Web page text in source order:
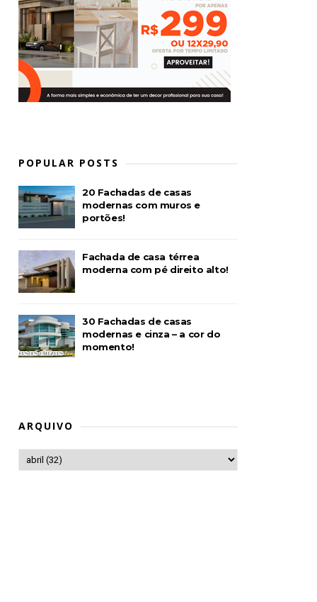
POPULAR POSTS
20 Fachadas de casas
modernas com muros e
portões!
Fachada de casa térrea
moderna com pé direito alto!
30 Fachadas de casas
modernas e cinza – a cor do
momento!
ARQUIVO